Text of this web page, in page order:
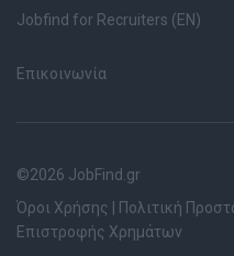
Jobfind for Recruiters (EN)
Επικοινωνία
©2026 JobFind.gr
Όροι Χρήσης
Πολιτική
Επιστροφής Χρημάτων